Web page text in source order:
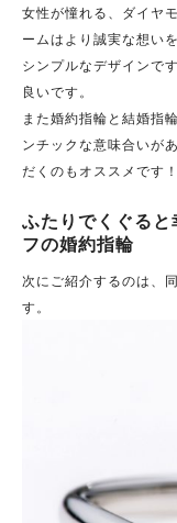
女性が憧れる、ダイヤ
ームはより誠実な想い
シンプルなデザインで
良いです。
また婚約指輪と結婚指
ンチックな意味合いが
だくのもオススメです！
ふたりでくぐる
フの婚約指輪
次にご紹介するのは、
す。